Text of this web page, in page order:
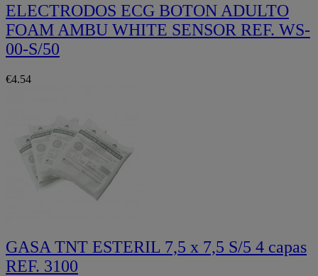
ELECTRODOS ECG BOTON ADULTO
FOAM AMBU WHITE SENSOR REF. WS-
00-S/50
€4.54
GASA TNT ESTERIL 7,5 x 7,5 S/5 4 capas
REF. 3100